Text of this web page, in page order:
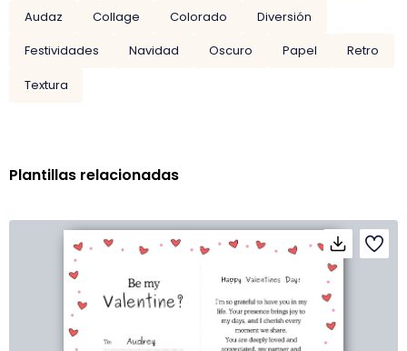
Audaz
Collage Colorado
Diversión
Festividades
Navidad Oscuro Papel
Retro
Textura
Plantillas relacionadas